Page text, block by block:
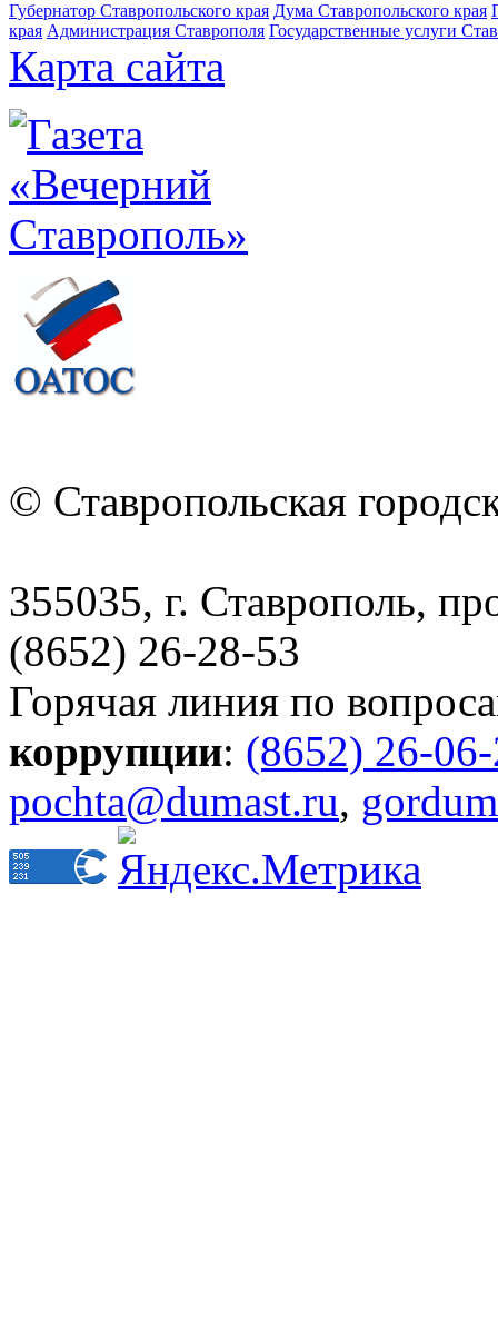
Губернатор Ставропольского края Дума Ставропольского края
края Администрация Ставрополя Государственные услуги
Карта сайта
© Ставропольская
355035, г. Ставрополь,
(8652) 26-28-53
Горячая линия по
коррупции: (8652) 26-
pochta@dumast.ru,